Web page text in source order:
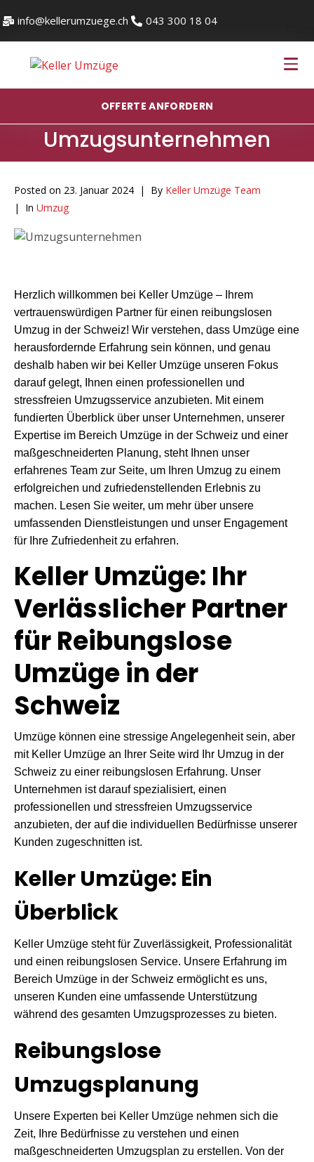
info@kellerumzuege.ch 043 300 18 04
OFFERTE ANFORDERN
Umzugsunternehmen
Posted on 23. Januar 2024 By Keller Umzüge Team
In Umzug
Herzlich willkommen bei Keller Umzüge – Ihrem
vertrauenswürdigen Partner für einen reibungslosen
Umzug in der Schweiz! Wir verstehen, dass Umzüge eine
herausfordernde Erfahrung sein können, und genau
deshalb haben wir bei Keller Umzüge unseren Fokus
darauf gelegt, Ihnen einen professionellen und
stressfreien Umzugsservice anzubieten. Mit einem
fundierten Überblick über unser Unternehmen, unserer
Expertise im Bereich Umzüge in der Schweiz und einer
maßgeschneiderten Planung, steht Ihnen unser
erfahrenes Team zur Seite, um Ihren Umzug zu einem
erfolgreichen und zufriedenstellenden Erlebnis zu
machen. Lesen Sie weiter, um mehr über unsere
umfassenden Dienstleistungen und unser Engagement
für Ihre Zufriedenheit zu erfahren.
Keller Umzüge: Ihr
Verlässlicher Partner
für Reibungslose
Umzüge in der
Schweiz
Umzüge können eine stressige Angelegenheit sein, aber
mit Keller Umzüge an Ihrer Seite wird Ihr Umzug in der
Schweiz zu einer reibungslosen Erfahrung. Unser
Unternehmen ist darauf spezialisiert, einen
professionellen und stressfreien Umzugsservice
anzubieten, der auf die individuellen Bedürfnisse unserer
Kunden zugeschnitten ist.
Keller Umzüge: Ein
Überblick
Keller Umzüge steht für Zuverlässigkeit, Professionalität
und einen reibungslosen Service. Unsere Erfahrung im
Bereich Umzüge in der Schweiz ermöglicht es uns,
unseren Kunden eine umfassende Unterstützung
während des gesamten Umzugsprozesses zu bieten.
Reibungslose
Umzugsplanung
Unsere Experten bei Keller Umzüge nehmen sich die
Zeit, Ihre Bedürfnisse zu verstehen und einen
maßgeschneiderten Umzugsplan zu erstellen. Von der